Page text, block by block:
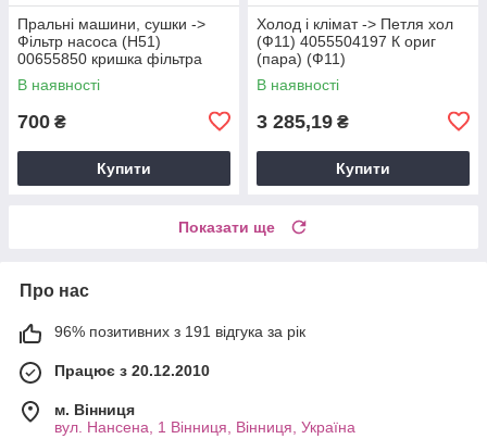
Пральні машини, сушки ->
Фільтр насоса (Н51)
00655850 кришка фільтра
(А41)
В наявності
700 ₴
Купити
Холод і клімат -> Петля хол
(Ф11) 4055504197 К ориг
(пара) (Ф11)
В наявності
3 285,19 ₴
Купити
Показати ще
Про нас
96% позитивних з 191 відгука за рік
Працює з 20.12.2010
м. Вінниця
вул. Нансена, 1 Вінниця, Вінниця, Україна